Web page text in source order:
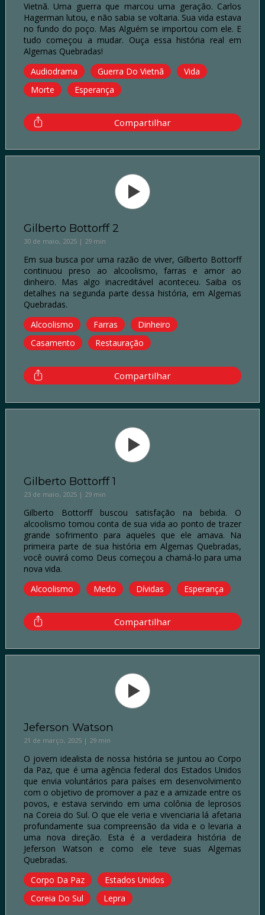
Vietnã. Uma guerra que marcou uma geração. Carlos
Hagerman lutou, e não sabia se voltaria. Sua vida estava
no fundo do poço. Mas Alguém se importou com ele. E
tudo começou a mudar. Ouça essa história real em
Algemas Quebradas!
Audiodrama
Guerra Do Vietnã
Vida
Morte
Esperança
Compartilhar
Gilberto Bottorff 2
30 de maio, 2025 | 29 min
Em sua busca por uma razão de viver, Gilberto Bottorff
continuou preso ao alcoolismo, farras e amor ao
dinheiro. Mas algo inacreditável aconteceu. Saiba os
detalhes na segunda parte dessa história, em Algemas
Quebradas.
Alcoolismo
Farras
Dinheiro
Casamento
Restauração
Compartilhar
Gilberto Bottorff 1
23 de maio, 2025 | 29 min
Gilberto Bottorff buscou satisfação na bebida. O
alcoolismo tomou conta de sua vida ao ponto de trazer
grande sofrimento para aqueles que ele amava. Na
primeira parte de sua história em Algemas Quebradas,
você ouvirá como Deus começou a chamá-lo para uma
nova vida.
Alcoolismo
Medo Dívidas Esperança
Compartilhar
Jeferson Watson
21 de março, 2025 | 29 min
O jovem idealista de nossa história se juntou ao Corpo
da Paz, que é uma agência federal dos Estados Unidos
que envia voluntários para países em desenvolvimento
com o objetivo de promover a paz e a amizade entre os
povos, e estava servindo em uma colônia de leprosos
na Coreia do Sul. O que ele veria e vivenciaria lá afetaria
profundamente sua compreensão da vida e o levaria a
uma nova direção. Esta é a verdadeira história de
Jeferson Watson e como ele teve suas Algemas
Quebradas.
Corpo Da Paz
Estados Unidos
Coreia Do Sul
Lepra